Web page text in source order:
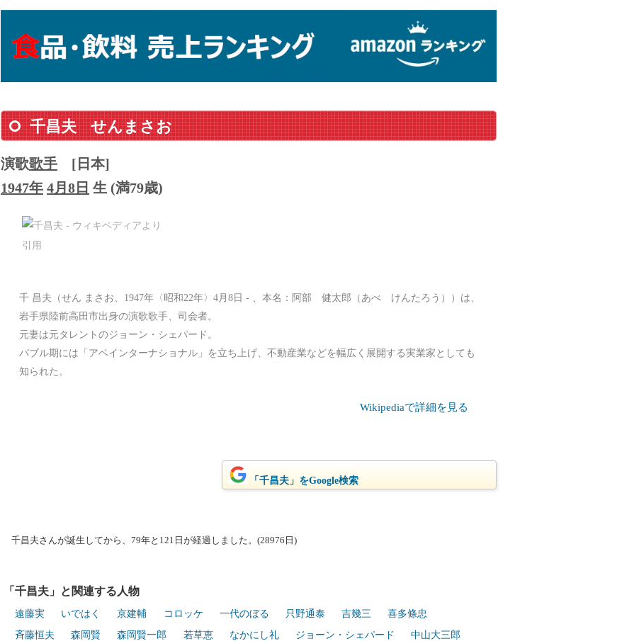
千昌夫 せんまさお
演歌歌手
[日本]
1947年 4月8日 生 (満79歳)
千 昌夫（せん まさお、1947年〈昭和22年〉4月8日 - 、本名：阿部 健太郎（あべ けんたろう））は、
岩手県陸前高田市出身の演歌歌手、司会者。
元妻は元タレントのジョーン・シェパード。
バブル期には「アベインターナショナル」を立ち上げ、不動産業などを幅広く展開する実業家としても
知られた。
Wikipediaで詳細を見る
「千昌夫」をGoogle検索
千昌夫さんが誕生してから、79年と121日が経過しました。(28976日)
「千昌夫」と関連する人物
遠藤実 いではく 京建輔 コロッケ 一代のぼる 只野通泰 吉幾三
喜多條忠
斉藤恒夫
森岡賢 森岡賢一郎 若草恵 なかにし礼 ジョーン・シェパード
中山大三郎